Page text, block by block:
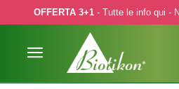
to main content
Skip to search
Skip to main navigation
OFFERTA 3+1- Tutte le info qui -